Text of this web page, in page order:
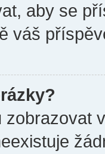
aby se
váš
zobrazovat